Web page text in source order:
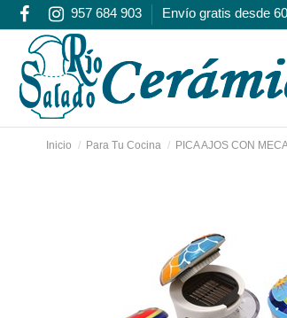
957 684 903 Envío gratis desde
Inicio Para Tu Cocina PICA AJOS CON